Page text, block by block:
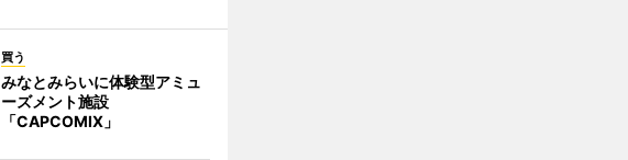
買う
みなとみらいに体験型アミュ
ーズメント施設
「CAPCOMIX」